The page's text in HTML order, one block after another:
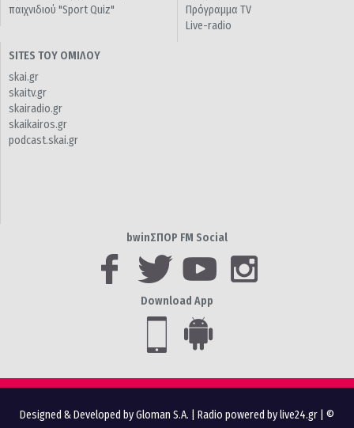
παιχνιδιού "Sport Quiz"
Πρόγραμμα TV
Live-radio
SITES ΤΟΥ ΟΜΙΛΟΥ
skai.gr
skaitv.gr
skairadio.gr
skaikairos.gr
podcast.skai.gr
bwinΣΠΟΡ FM Social
Download App
Designed & Developed by Gloman S.A. Radio powered by live24.gr | ©